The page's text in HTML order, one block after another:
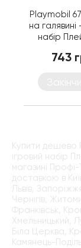
Playmobil
на галявині
набір
743
Купити дешево
ігровий набір
магазині
доставкою в
Львів,
Чернігів,
Франківськ,
Хмельницький,
Біла Церква,
Камянець-